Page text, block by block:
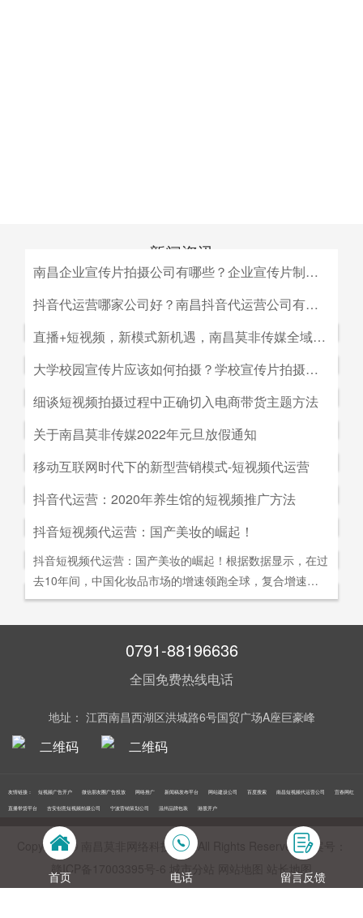
新闻资讯
南昌企业宣传片拍摄公司有哪些？企业宣传片制作公司哪家好
南昌企业宣传片拍摄公司有哪些？企业宣传片制作公司哪家
视宣传的规模，似乎企业宣传片是大企业才做得起的东西。
而事实上，正是因为公司规模小，才需要通过一个企业形象
片的包装，给经销商客户等以信心。
抖音代运营哪家公司好？南昌抖音代运营公司有哪些？
抖音代运营哪家公司好？南昌抖音代运营公司有哪些？抖音
何选择抖音代运营公司呢，首先我们要先了解抖音代运营的
主要工作有哪些，抖音代运营公司会帮助我们做什么，什么
是我们自己做不到的，随着抖音的流行，抖音代运营的发展
前景是非常好的。
直播+短视频，新模式新机遇，南昌莫非传媒全域营销平台全新低成本精准拓客！
直播+短视频，新模式新机遇，南昌莫非传媒全域营销平台
会对市场营销造成深远的影响，引领企业走向下一场变革。
2G时代，消费者实现了通讯的自由；3G时代，视频通话和
移动数据技术的兴起推动了智能手机的发展；到了4G技术
的普及，成为了视频流媒体、移动应用和程序化广告发展的
信息的接收已经从图文时代转向了视听时代，而营销方式也
从单一的PC搜索引擎向多媒体、多领域转移，短视频、直
大学校园宣传片应该如何拍摄？学校宣传片拍摄出来有哪些作用？
大学校园宣传片应该如何拍摄？学校宣传片拍摄出来有哪些
始陆续的展开，而为了配合更好的招生进行学校文化建设，
都会拍摄一些大学宣传片来吸引更多学生，进而达到校园招
生的目的。那么，大学宣传片如何拍摄呢？有哪些作用？下
面小编就来为大家简单介绍一下。
细谈短视频拍摄过程中正确切入电商带货主题方法
细谈短视频拍摄过程中正确切入电商带货主题方法。短视频
一是创建自己的个人IP品牌,比如李子柒；二是创建代表生
活方式的品牌, 比如“一条”。前者就是基于达人的影响力创
建品牌,以IP名为品牌名,以达人为 品牌背书,这种模式其实更
像粉丝经济。普通用户受短视频内容的吸引 成为达人的粉
丝,进而成为产生实际购买行为的用户。实践证明,只要 IP足
够打动人心,他们就能爆发出巨大的影响力。以李子柒为例,
李子柒凭借短视频积累了千万粉丝,后在淘宝平台开设店铺,
关于南昌莫非传媒2022年元旦放假通知
关于南昌莫非传媒2022年元旦放假通知.元旦：1月1日（星
月4日（星期二）上班。在此期间，如果您有需要我们提供
服务的地方可直接在网站留言板块进行留言，上班后，我们
会及时回复；如有紧急事项可拨打0791-88196636进行咨
询。
移动互联网时代下的新型营销模式-短视频代运营
移动互联网时代下的新型营销模式-短视频代运营。创意营
的含义发生了新的变化，是以创意表达的内容为连接的、以
社交分享和算法匹配为，主要传播信道的用户参与共创的新
型整合营销模式。
抖音代运营：2020年养生馆的短视频推广方法
抖音代运营：2020年养生馆的短视频推广方法.南昌莫非文
告及网络营销领域的公司，是国内领先的一站式全网营销推
广创新型服务平台。主营：蓝V认证，抖音，快手短视频代
理，搜索引擎营销，关键词优化，网站建设，SEO网站优
化，SEM竞价优化，小程序制作，网络推广，网络营销，
设计，LOGO设计，口碑优化，品牌形象设计，获客推广，
网站定制，APP开发，软件制作，网络公关，网站推广，海
告等等业务！在江西更多人选择南昌莫非传媒！
抖音短视频代运营：国产美妆的崛起！
抖音短视频代运营：国产美妆的崛起！根据数据显示，在过
去10年间，中国化妆品市场的增速领跑全球，复合增速达9.
5%。庞大的市场让国产美妆迅速崛起，其中，完美日记一
0791-88196636
全国免费热线电话
地址： 江西南昌西湖区洪城路6号国贸广场A座巨豪峰
友情链接： 短视频广告开户 微信朋友圈广告投放 网络推广 新闻稿发布平台 网站建设公司 百度搜索 南昌短视频代运营公司 宜春网红
直播带货平台 吉安创意短视频拍摄公司 宁波营销策划公司 温州品牌包装 港股开户
Copyright © 南昌莫非网络科技公司 All Rights Reserved 备案号：
赣ICP备17003395号‍-6
城市分站 站长地图
首页 电话 留言反馈